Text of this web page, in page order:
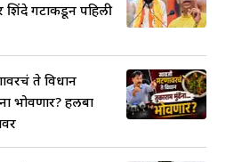
शिंदे गटाकडून पहिली
ते विधान
भोवणार? हलबा